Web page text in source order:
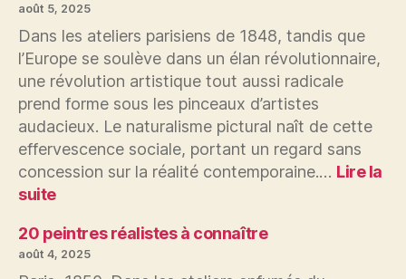
à
connaître
août 5, 2025
Dans les ateliers parisiens de 1848, tandis que
l’Europe se soulève dans un élan révolutionnaire,
une révolution artistique tout aussi radicale
prend forme sous les pinceaux d’artistes
audacieux. Le naturalisme pictural naît de cette
effervescence sociale, portant un regard sans
concession sur la réalité contemporaine.… Lire la
suite:
peintres
naturalistes
20 peintres réalistes à connaître
août 4, 2025